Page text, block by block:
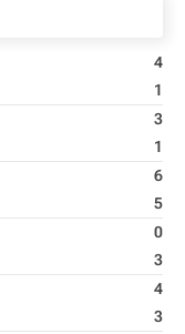
4
1
3
1
6
5
0
3
4
3